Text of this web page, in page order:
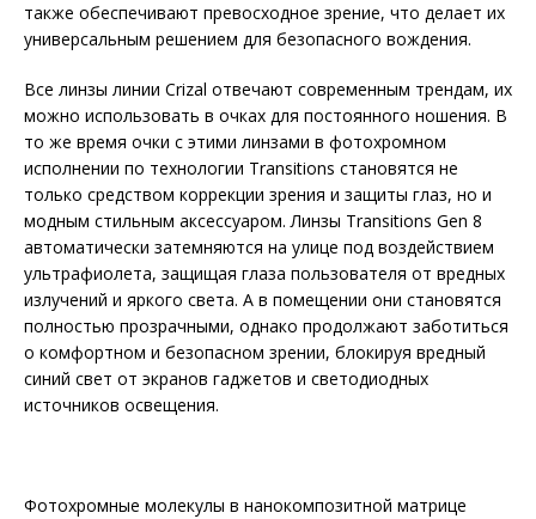
также обеспечивают превосходное зрение, что делает их
универсальным решением для безопасного вождения.
Все линзы линии Crizal отвечают современным трендам, их
можно использовать в очках для постоянного ношения. В
то же время очки с этими линзами в фотохромном
исполнении по технологии Transitions становятся не
только средством коррекции зрения и защиты глаз, но и
модным стильным аксессуаром. Линзы Transitions Gen 8
автоматически затемняются на улице под воздействием
ультрафиолета, защищая глаза пользователя от вредных
излучений и яркого света. А в помещении они становятся
полностью прозрачными, однако продолжают заботиться
о комфортном и безопасном зрении, блокируя вредный
синий свет от экранов гаджетов и светодиодных
источников освещения.
Фотохромные молекулы в нанокомпозитной матрице